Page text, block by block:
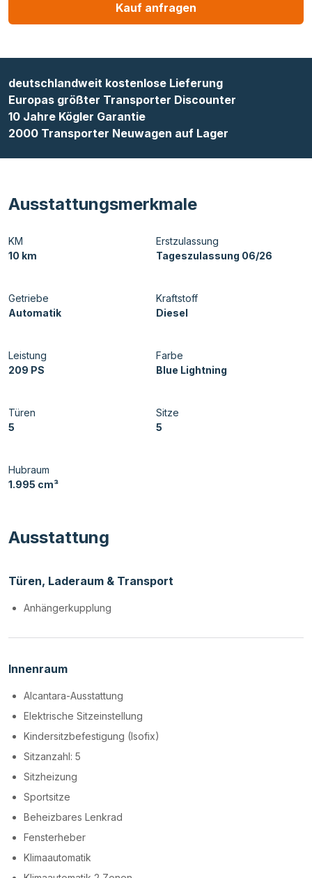
Kauf anfragen
deutschlandweit kostenlose Lieferung
Europas größter Transporter Discounter
10 Jahre Kögler Garantie
2000 Transporter Neuwagen auf Lager
Ausstattungsmerkmale
KM
10 km
Erstzulassung
Tageszulassung 06/26
Getriebe
Automatik
Kraftstoff
Diesel
Leistung
209 PS
Farbe
Blue Lightning
Türen
5
Sitze
5
Hubraum
1.995 cm³
Ausstattung
Türen, Laderaum & Transport
Anhängerkupplung
Innenraum
Alcantara-Ausstattung
Elektrische Sitzeinstellung
Kindersitzbefestigung (Isofix)
Sitzanzahl: 5
Sitzheizung
Sportsitze
Beheizbares Lenkrad
Fensterheber
Klimaautomatik